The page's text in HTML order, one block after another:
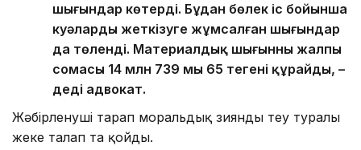
шығындар көтерді. Бұдан бөлек іс бойынша
куәларды жеткізуге жұмсалған шығындар
да төленді. Материалдық шығынның жалпы
сомасы 14 млн 739 мың 65 теңгені құрайды, –
деді адвокат.
Жәбірленуші тарап моральдық зиянды өтеу туралы
жеке талап та қойды.